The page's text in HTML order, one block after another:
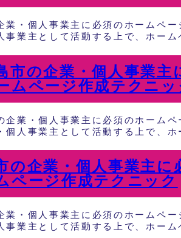
業・個人事業主に必須のホームペ
事業主として活動する上で、ホー
市の企業・個人事業主
ムページ作成テクニッ
企業・個人事業主に必須のホーム
個人事業主として活動する上で、
の企業・個人事業主
ページ作成テクニック
業・個人事業主に必須のホームペ
事業主として活動する上で、ホー